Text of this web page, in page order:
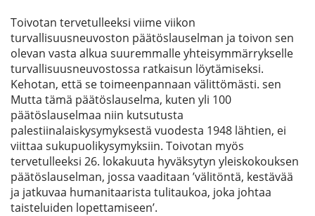
Toivotan tervetulleeksi viime viikon
turvallisuusneuvoston päätöslauselman ja toivon sen
olevan vasta alkua suuremmalle yhteisymmärrykselle
turvallisuusneuvostossa ratkaisun löytämiseksi.
Kehotan, että se toimeenpannaan välittömästi. sen
Mutta tämä päätöslauselma, kuten yli 100
päätöslauselmaa niin kutsutusta
palestiinalaiskysymyksestä vuodesta 1948 lähtien, ei
viittaa sukupuolikysymyksiin. Toivotan myös
tervetulleeksi 26. lokakuuta hyväksytyn yleiskokouksen
päätöslauselman, jossa vaaditaan ’välitöntä, kestävää
ja jatkuvaa humanitaarista tulitaukoa, joka johtaa
taisteluiden lopettamiseen’.